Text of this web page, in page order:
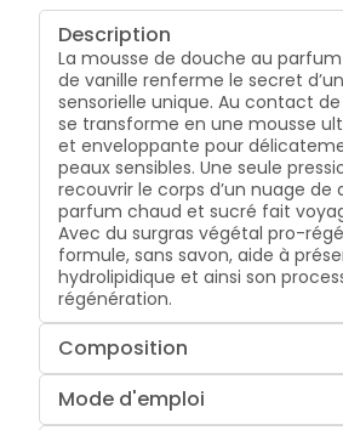
Description
La mousse de douche au
de vanille renferme le secret
sensorielle unique. Au contact de
se transforme en une mousse
et enveloppante pour
peaux sensibles. Une seule
recouvrir le corps d’un nuage de
parfum chaud et sucré fait
Avec du surgras végétal pro-
formule, sans savon, aide à
hydrolipidique et ainsi son
régénération.
Composition
Mode d'emploi